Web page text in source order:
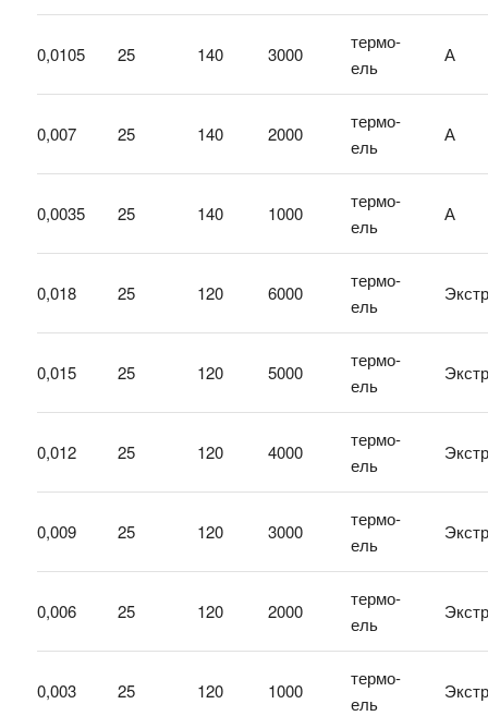
0,0105 25 140 3000
термо-
ель
А
0,007 25 140 2000
термо-
ель
А
0,0035 25 140 1000
термо-
ель
А
0,018 25 120 6000
термо-
ель
0,015 25 120 5000
термо-
ель
0,012 25 120 4000
термо-
ель
0,009 25 120 3000
термо-
ель
0,006 25 120 2000
термо-
ель
0,003 25 120 1000
термо-
ель